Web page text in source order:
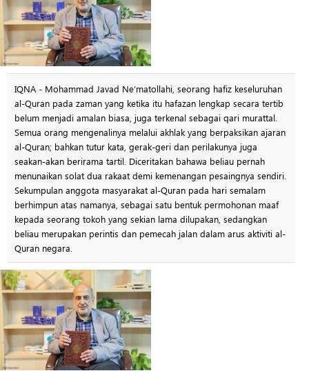
IQNA - Mohammad Javad Ne‘matollahi, seorang hafiz keseluruhan
al-Quran pada zaman yang ketika itu hafazan lengkap secara tertib
belum menjadi amalan biasa, juga terkenal sebagai qari murattal.
Semua orang mengenalinya melalui akhlak yang berpaksikan ajaran
al-Quran; bahkan tutur kata, gerak-geri dan perilakunya juga
seakan-akan berirama tartil. Diceritakan bahawa beliau pernah
menunaikan solat dua rakaat demi kemenangan pesaingnya sendiri.
Sekumpulan anggota masyarakat al-Quran pada hari semalam
berhimpun atas namanya, sebagai satu bentuk permohonan maaf
kepada seorang tokoh yang sekian lama dilupakan, sedangkan
beliau merupakan perintis dan pemecah jalan dalam arus aktiviti al-
Quran negara.